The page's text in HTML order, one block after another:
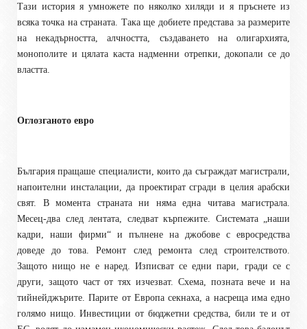
Тази история я умножете по няколко хиляди и я пръснете из
всяка точка на страната. Така ще добиете представа за размерите
на некадърността, алчността, създаването на олигархията,
монополите и цялата каста надменни отрепки, докопали се до
властта.
Оглозганото евро
България пращаше специалисти, които да съграждат магистрали,
напоителни инсталации, да проектират сгради в целия арабски
свят. В момента страната ни няма една читава магистрала.
Месец-два след лентата, следват кърпежите. Системата „наши
кадри, наши фирми“ и пълнене на джобове с евросредства
доведе до това. Ремонт след ремонта след строителството.
Защото нищо не е наред. Изписват се едни пари, гради се с
други, защото част от тях изчезват. Схема, позната вече и на
тийнейджърите. Парите от Европа секнаха, а насреща има едно
голямо нищо. Инвестиции от бюджетни средства, били те и от